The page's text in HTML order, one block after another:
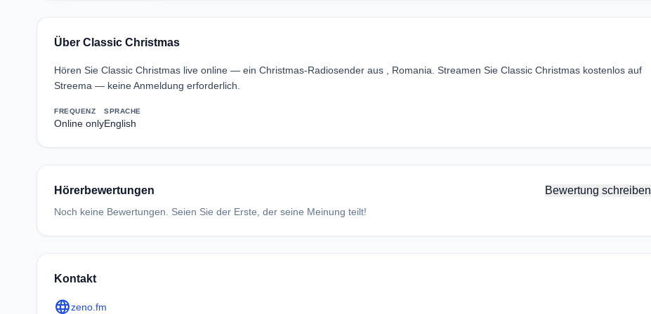
Über Classic Christmas
Hören Sie Classic Christmas live online — ein Christmas-Radiosender aus , Romania. Streamen Sie Classic Christmas kostenlos auf
Streema — keine Anmeldung erforderlich.
FREQUENZ
Online only
SPRACHE
English
Hörerbewertungen Bewertung schreiben
Noch keine Bewertungen. Seien Sie der Erste, der seine Meinung teilt!
Kontakt
languagezeno.fm